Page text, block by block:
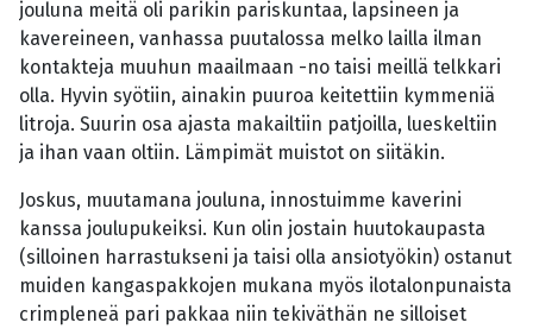
jouluna meitä oli parikin pariskuntaa, lapsineen ja
kavereineen, vanhassa puutalossa melko lailla ilman
kontakteja muuhun maailmaan -no taisi meillä telkkari
olla. Hyvin syötiin, ainakin puuroa keitettiin kymmeniä
litroja. Suurin osa ajasta makailtiin patjoilla, lueskeltiin
ja ihan vaan oltiin. Lämpimät muistot on siitäkin.
Joskus, muutamana jouluna, innostuimme kaverini
kanssa joulupukeiksi. Kun olin jostain huutokaupasta
(silloinen harrastukseni ja taisi olla ansiotyökin) ostanut
muiden kangaspakkojen mukana myös ilotalonpunaista
crimpleneä pari pakkaa niin tekiväthän ne silloiset